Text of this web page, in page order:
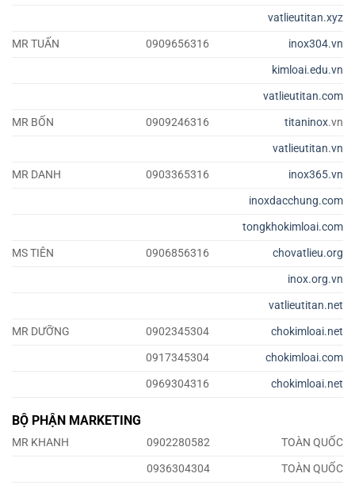
vatlieutitan.xyz
MR TUẤN
0909656316
inox304.vn
kimloai.edu.vn
vatlieutitan.com
MR BỐN
0909246316 titaninox.vn
vatlieutitan.vn
MR DANH
0903365316
inox365.vn
inoxdacchung.com
tongkhokimloai.com
MS TIÊN
0906856316
chovatlieu.org
inox.org.vn
vatlieutitan.net
MR DƯỠNG
0902345304
chokimloai.net
0917345304
chokimloai.com
0969304316
chokimloai.net
BỘ PHẬN MARKETING
MR KHANH 0902280582
TOÀN QUỐC
0936304304
TOÀN QUỐC